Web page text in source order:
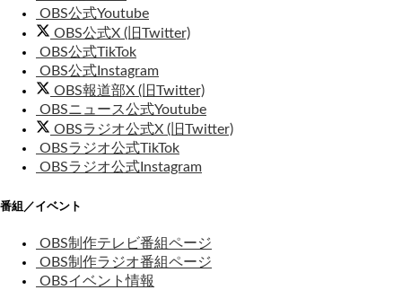
OBS公式Youtube
OBS公式X (旧Twitter)
OBS公式TikTok
OBS公式Instagram
OBS報道部X (旧Twitter)
OBSニュース公式Youtube
OBSラジオ公式X (旧Twitter)
OBSラジオ公式TikTok
OBSラジオ公式Instagram
番組／イベント
OBS制作テレビ番組ページ
OBS制作ラジオ番組ページ
OBSイベント情報